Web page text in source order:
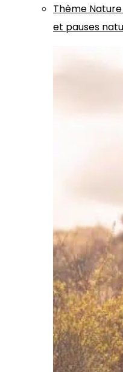
Thème Nature
et pauses